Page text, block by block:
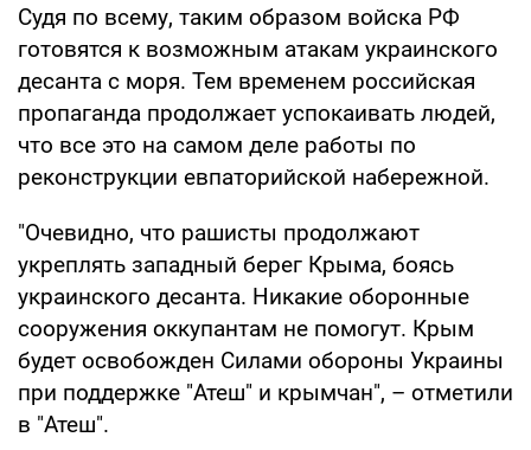
Судя по всему, таким образом войска РФ
готовятся к возможным атакам украинского
десанта с моря. Тем временем российская
пропаганда продолжает успокаивать людей,
что все это на самом деле работы по
реконструкции евпаторийской набережной.
"Очевидно, что рашисты продолжают
укреплять западный берег Крыма, боясь
украинского десанта. Никакие оборонные
сооружения оккупантам не помогут. Крым
будет освобожден Силами обороны Украины
при поддержке "Атеш" и крымчан", – отметили
в "Атеш".